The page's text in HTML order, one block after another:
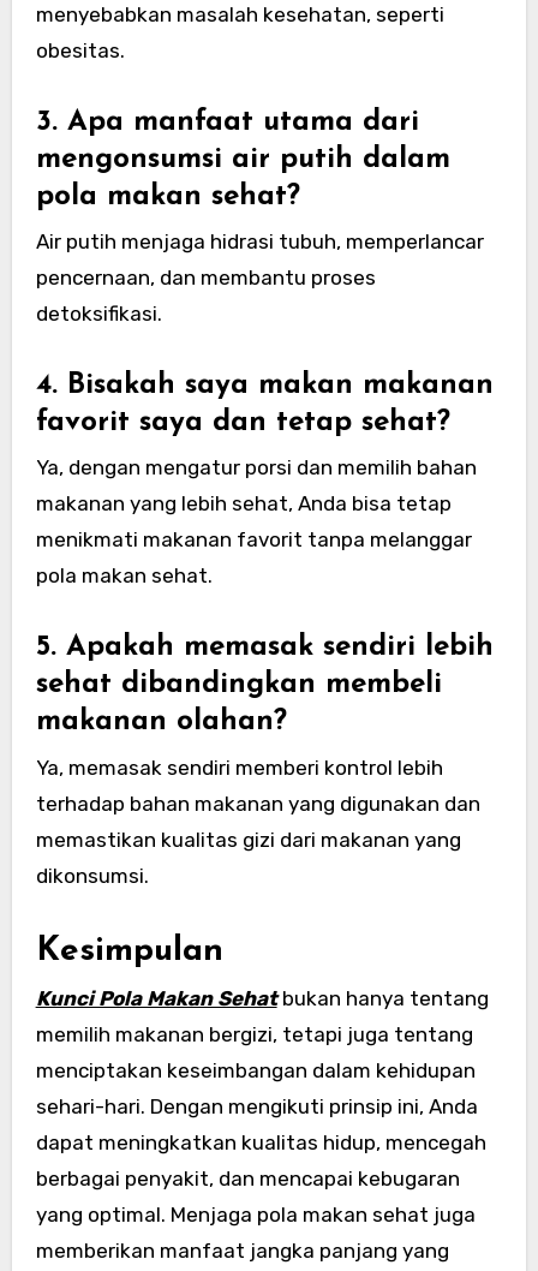
menyebabkan masalah kesehatan, seperti
obesitas.
3. Apa manfaat utama dari
mengonsumsi air putih dalam
pola makan sehat?
Air putih menjaga hidrasi tubuh, memperlancar
pencernaan, dan membantu proses
detoksifikasi.
4. Bisakah saya makan makanan
favorit saya dan tetap sehat?
Ya, dengan mengatur porsi dan memilih bahan
makanan yang lebih sehat, Anda bisa tetap
menikmati makanan favorit tanpa melanggar
pola makan sehat.
5. Apakah memasak sendiri lebih
sehat dibandingkan membeli
makanan olahan?
Ya, memasak sendiri memberi kontrol lebih
terhadap bahan makanan yang digunakan dan
memastikan kualitas gizi dari makanan yang
dikonsumsi.
Kesimpulan
Kunci Pola Makan Sehatbukan hanya tentang
memilih makanan bergizi, tetapi juga tentang
menciptakan keseimbangan dalam kehidupan
sehari-hari. Dengan mengikuti prinsip ini, Anda
dapat meningkatkan kualitas hidup, mencegah
berbagai penyakit, dan mencapai kebugaran
yang optimal. Menjaga pola makan sehat juga
memberikan manfaat jangka panjang yang